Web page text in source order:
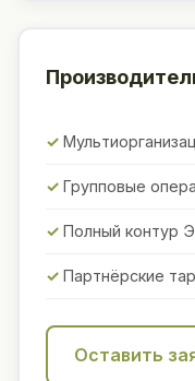
Групповые
Полный контур
Партнёрские
Оставить